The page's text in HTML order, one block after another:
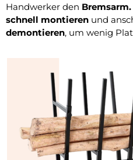
Handwerker den Bremsarm.
schnell montieren und
demontieren, um wenig